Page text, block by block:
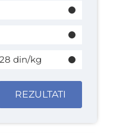
din/kg
REZULTATI